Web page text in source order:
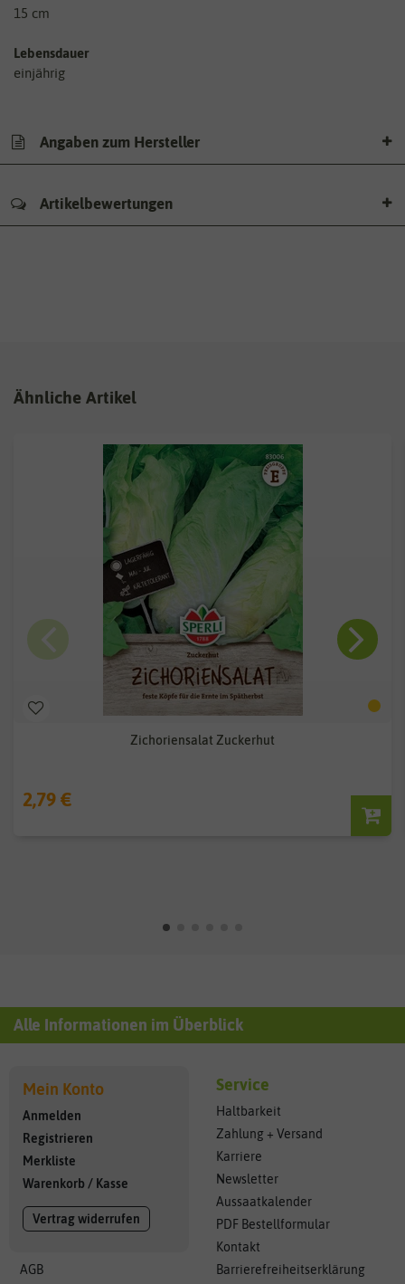
15 cm
Lebensdauer
einjährig
Angaben zum Hersteller
Artikelbewertungen
Ähnliche Artikel
Zichoriensalat Zuckerhut
2,79 €
Alle Informationen im Überblick
Mein Konto
Anmelden
Registrieren
Merkliste
Warenkorb / Kasse
Vertrag widerrufen
AGB
Service
Haltbarkeit
Zahlung + Versand
Karriere
Newsletter
Aussaatkalender
PDF Bestellformular
Kontakt
Barrierefreiheitserklärung